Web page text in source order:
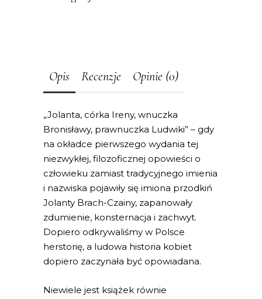
Opis Recenzje Opinie (0)
„Jolanta, córka Ireny, wnuczka
Bronisławy, prawnuczka Ludwiki” – gdy
na okładce pierwszego wydania tej
niezwykłej, filozoficznej opowieści o
człowieku zamiast tradycyjnego imienia
i nazwiska pojawiły się imiona przodkiń
Jolanty Brach-Czainy, zapanowały
zdumienie, konsternacja i zachwyt.
Dopiero odkrywaliśmy w Polsce
herstorię, a ludowa historia kobiet
dopiero zaczynała być opowiadana.
Niewiele jest książek równie